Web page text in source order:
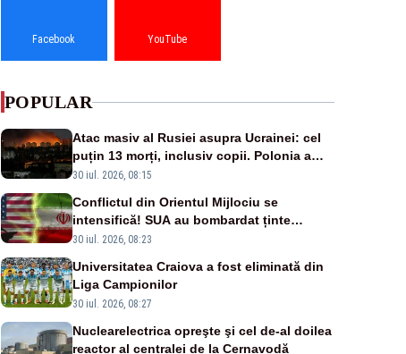
Facebook YouTube
POPULAR
Atac masiv al Rusiei asupra Ucrainei: cel
puțin 13 morți, inclusiv copii. Polonia a
ridicat avioanele de vânătoare
30 iul. 2026, 08:15
Conflictul din Orientul Mijlociu se
intensifică! SUA au bombardat ținte
militare din Iran
30 iul. 2026, 08:23
Universitatea Craiova a fost eliminată din
Liga Campionilor
30 iul. 2026, 08:27
Nuclearelectrica opreşte şi cel de-al doilea
reactor al centralei de la Cernavodă